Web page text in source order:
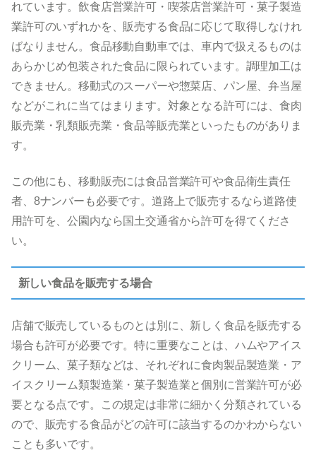
れています。飲食店営業許可・喫茶店営業許可・菓子製造
業許可のいずれかを、販売する食品に応じて取得しなけれ
ばなりません。食品移動自動車では、車内で扱えるものは
あらかじめ包装された食品に限られています。調理加工は
できません。移動式のスーパーや惣菜店、パン屋、弁当屋
などがこれに当てはまります。対象となる許可には、食肉
販売業・乳類販売業・食品等販売業といったものがありま
す。
この他にも、移動販売には食品営業許可や食品衛生責任
者、8ナンバーも必要です。道路上で販売するなら道路使
用許可を、公園内なら国土交通省から許可を得てくださ
い。
新しい食品を販売する場合
店舗で販売しているものとは別に、新しく食品を販売する
場合も許可が必要です。特に重要なことは、ハムやアイス
クリーム、菓子類などは、それぞれに食肉製品製造業・ア
イスクリーム類製造業・菓子製造業と個別に営業許可が必
要となる点です。この規定は非常に細かく分類されている
ので、販売する食品がどの許可に該当するのかわからない
ことも多いです。